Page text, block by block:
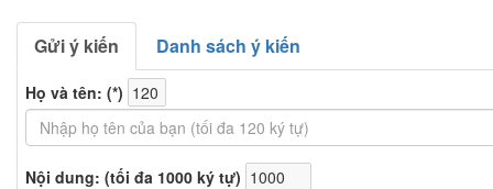
Gửi ý kiến Danh sách ý kiến
Họ và tên: (*)
Nội dung: (tối đa 1000 ký tự)